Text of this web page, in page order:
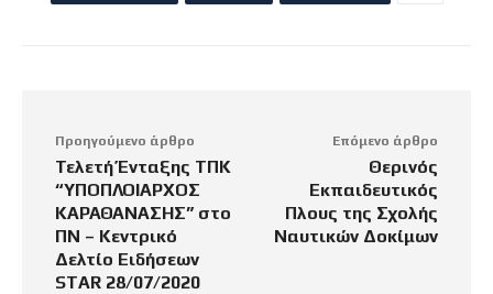
Προηγούμενο άρθρο
Τελετή Ένταξης ΤΠΚ
“ΥΠΟΠΛΟΙΑΡΧΟΣ
ΚΑΡΑΘΑΝΑΣΗΣ” στο
ΠΝ – Κεντρικό
Δελτίο Ειδήσεων
STAR 28/07/2020
Επόμενο άρθρο
Θερινός
Εκπαιδευτικός
Πλους της Σχολής
Ναυτικών Δοκίμων